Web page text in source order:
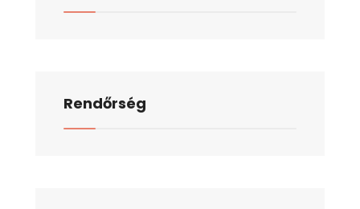
Rendőrség